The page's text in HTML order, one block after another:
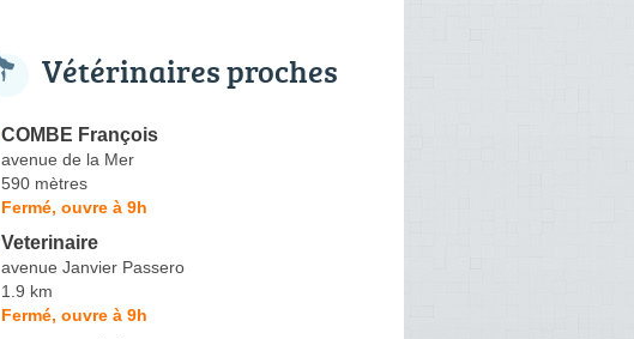
Vétérinaires proches
COMBE François
avenue de la Mer
590 mètres
Fermé, ouvre à 9h
Veterinaire
avenue Janvier Passero
1.9 km
Fermé, ouvre à 9h